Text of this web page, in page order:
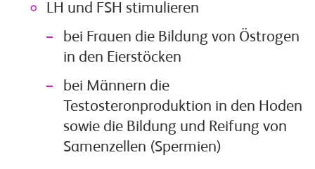
LH und FSH stimulieren
bei Frauen die Bildung von Östrogen
in den Eierstöcken
bei Männern die
Testosteronproduktion in den Hoden
sowie die Bildung und Reifung von
Samenzellen (Spermien)